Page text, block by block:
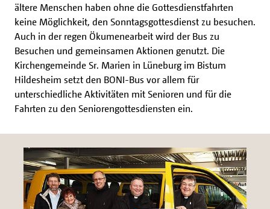
ältere Menschen haben ohne die Gottesdienstfahrten
keine Möglichkeit, den Sonntagsgottesdienst zu besuchen.
Auch in der regen Ökumenearbeit wird der Bus zu
Besuchen und gemeinsamen Aktionen genutzt. Die
Kirchengemeinde Sr. Marien in Lüneburg im Bistum
Hildesheim setzt den BONI-Bus vor allem für
unterschiedliche Aktivitäten mit Senioren und für die
Fahrten zu den Seniorengottesdiensten ein.